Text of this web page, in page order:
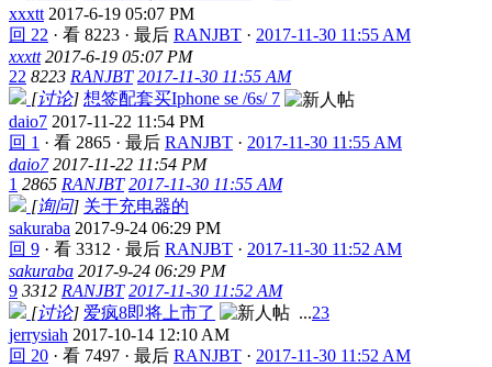
xxxtt 2017-6-19 05:07 PM
回 22 · 看 8223 · 最后 RANJBT · 2017-11-30 11:55 AM
xxxtt 2017-6-19 05:07 PM
22 8223 RANJBT 2017-11-30 11:55 AM
[讨论] 想签配套买Iphone se /6s/ 7
daio7 2017-11-22 11:54 PM
回 1 · 看 2865 · 最后 RANJBT · 2017-11-30 11:55 AM
daio7 2017-11-22 11:54 PM
1 2865 RANJBT 2017-11-30 11:55 AM
[询问] 关于充电器的
sakuraba 2017-9-24 06:29 PM
回 9 · 看 3312 · 最后 RANJBT · 2017-11-30 11:52 AM
sakuraba 2017-9-24 06:29 PM
9 3312 RANJBT 2017-11-30 11:52 AM
[讨论] 爱疯8即将上市了 ...23
jerrysiah 2017-10-14 12:10 AM
回 20 · 看 7497 · 最后 RANJBT · 2017-11-30 11:52 AM